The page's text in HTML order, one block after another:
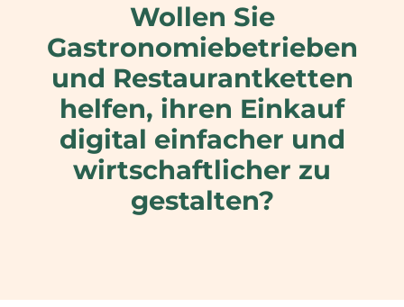
Wollen Sie
Gastronomiebetrieben
und Restaurantketten
helfen, ihren Einkauf
digital einfacher und
wirtschaftlicher zu
gestalten?